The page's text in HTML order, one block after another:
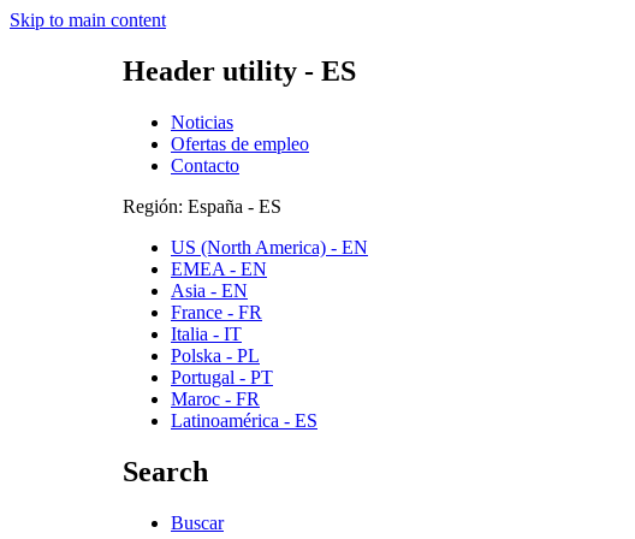
Skip to main content
Header utility - ES
Noticias
Ofertas de empleo
Contacto
Región: España - ES
US (North America) - EN
EMEA - EN
Asia - EN
France - FR
Italia - IT
Polska - PL
Portugal - PT
Maroc - FR
Latinoamérica - ES
Search
Buscar